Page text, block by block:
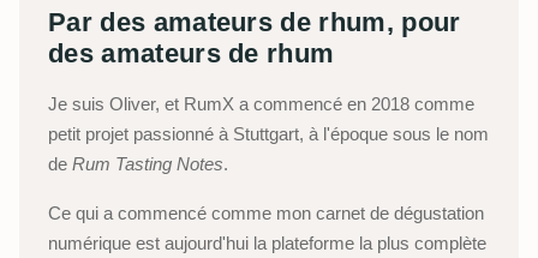
Par des amateurs de rhum, pour
des amateurs de rhum
Je suis Oliver, et RumX a commencé en 2018 comme
petit projet passionné à Stuttgart, à l'époque sous le nom
de Rum Tasting Notes.
Ce qui a commencé comme mon carnet de dégustation
numérique est aujourd'hui la plateforme la plus complète